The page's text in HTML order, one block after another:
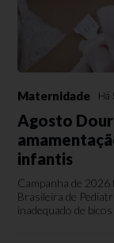
Maternidade Há
Agosto
infantis
Campanha de
Brasileira de
inadequado de